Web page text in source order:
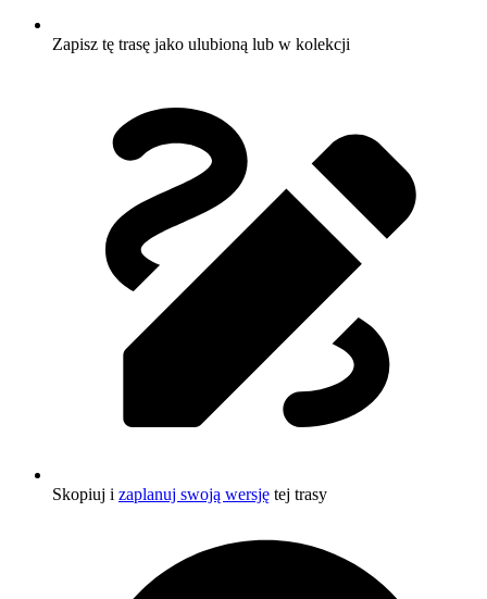
Zapisz tę trasę jako ulubioną lub w kolekcji
Skopiuj i zaplanuj swoją wersję tej trasy